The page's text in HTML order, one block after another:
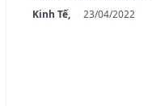
Kinh Tế,
23/04/2022